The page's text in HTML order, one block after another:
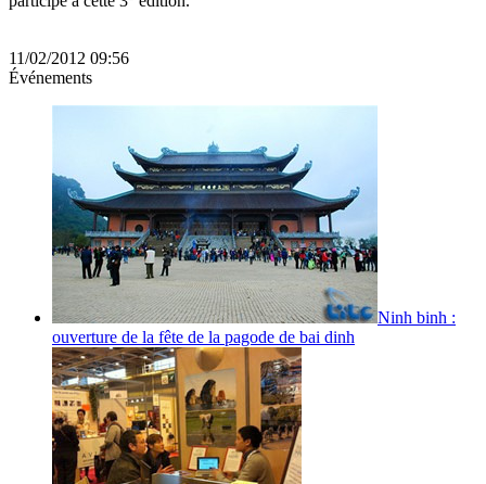
11/02/2012 09:56
Événements
Ninh binh :
ouverture de la fête de la pagode de bai dinh